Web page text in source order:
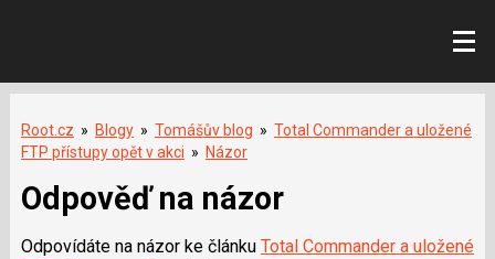
Root.cz » Blogy » Tomášův blog » Total Commander a uložené
FTP přístupy opět v akci » Názor
Odpověď na názor
Odpovídáte na názor ke článku Total Commander a uložené